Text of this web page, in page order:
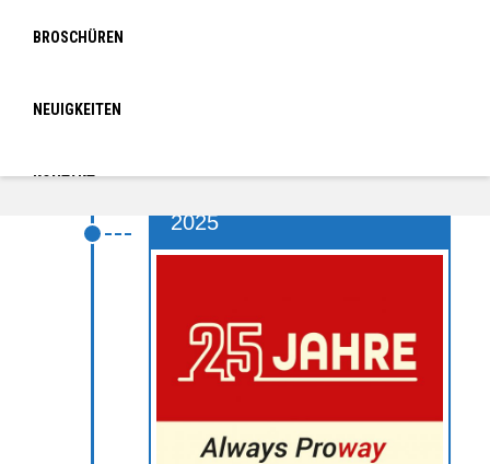
BROSCHÜREN
NEUIGKEITEN
KONTAKT
2025
2025